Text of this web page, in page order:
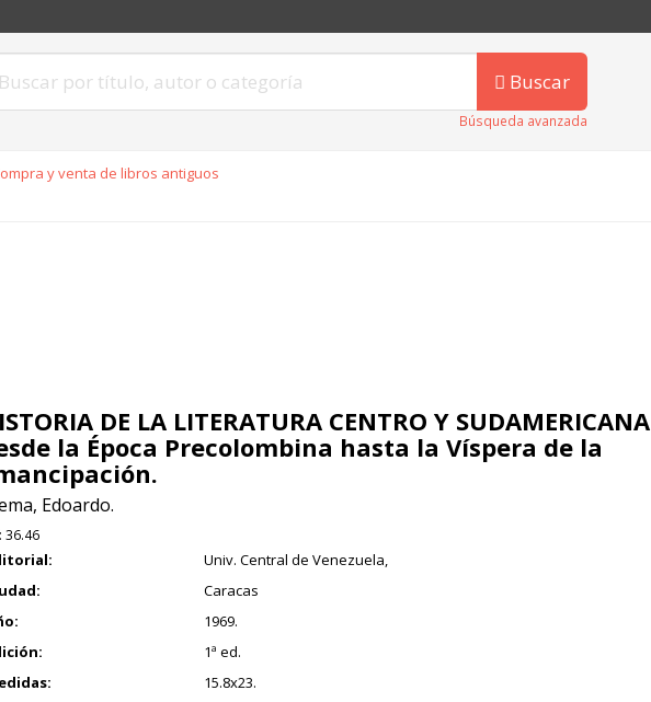
Buscar
Búsqueda avanzada
y venta de libros antiguos
DE LA LITERATURA CENTRO Y SUDAMERICANA
la Época Precolombina hasta la Víspera de la
Edoardo.
36.46
Univ. Central de Venezuela,
Caracas
1969.
1ª ed.
15.8x23.